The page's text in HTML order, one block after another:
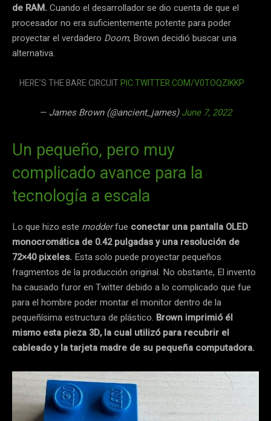
de RAM. Cuando el desarrollador se dio cuenta de que el
procesador no era suficientemente potente para poder
proyectar el verdadero Doom, Brown decidió buscar una
alternativa.
HERE’S THE BARE CIRCUITPIC.TWITTER.COM/V0TOQZIKKP
— James Brown (@ancient_james)June 7, 2022
Un pequeño, pero muy
complicado avance para la
tecnología a escala
Lo que hizo este modderfue conectar una pantalla OLED
monocromática de 0.42 pulgadas y una resolución de
72×40 pixeles. Esta solo puede proyectar pequeños
fragmentos de la producción original. No obstante, El invento
ha causado furor en Twitter debido a lo complicado que fue
para el hombre poder montar el monitor dentro de la
pequeñísima estructura de plástico. Brown imprimió él
mismo esta pieza 3D, la cual utilizó para recubrir el
cableado y la tarjeta madre de su pequeña computadora.